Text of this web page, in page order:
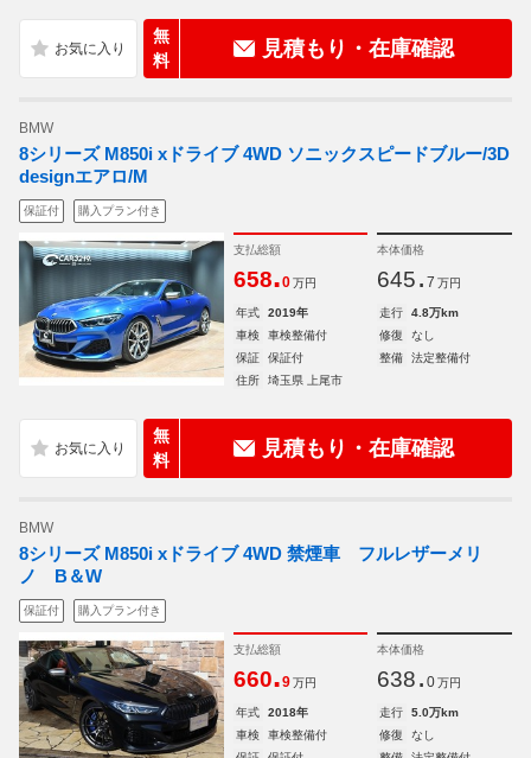
無
料
見積もり・在庫確認
BMW
8シリーズ M850i xドライブ 4WD ソニックスピードブルー/3D
designエアロ/M
保証付 購入プラン付き
支払総額
658.0 万円
本体価格
645. 7 万円
年式 2019年 走行
4.8万km
車検
車検整備付 修復
なし
保証
保証付 整備
法定整備付
住所
埼玉県 上尾市
無
料
見積もり・在庫確認
BMW
8シリーズ M850i xドライブ 4WD 禁煙車 フルレザーメリ
ノ B＆W
保証付 購入プラン付き
支払総額
660.9 万円
本体価格
638. 0 万円
年式 2018年 走行
5.0万km
車検
車検整備付 修復
なし